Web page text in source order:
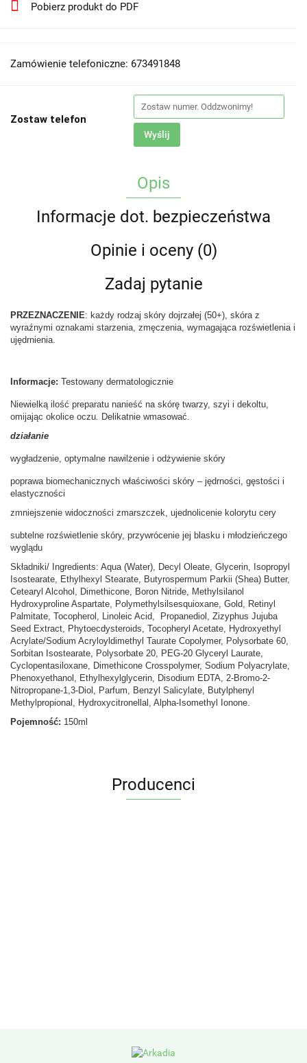
Pobierz produkt do PDF
Zamówienie telefoniczne: 673491848
Zostaw telefon
Wyślij
Opis
Informacje dot. bezpieczeństwa
Opinie i oceny (0)
Zadaj pytanie
PRZEZNACZENIE: każdy rodzaj skóry dojrzałej (50+), skóra z
wyraźnymi oznakami starzenia, zmęczenia, wymagająca rozświetlenia i
ujędrnienia.
Informacje: Testowany dermatologicznie
Niewielką ilość preparatu nanieść na skórę twarzy, szyi i dekoltu,
omijając okolice oczu. Delikatnie wmasować.
działanie
wygładzenie, optymalne nawilżenie i odżywienie skóry
poprawa biomechanicznych właściwości skóry – jędrności, gęstości i
elastyczności
zmniejszenie widoczności zmarszczek, ujednolicenie kolorytu cery
subtelne rozświetlenie skóry, przywrócenie jej blasku i młodzieńczego
wyglądu
Składniki/ Ingredients: Aqua (Water), Decyl Oleate, Glycerin, Isopropyl
Isostearate, Ethylhexyl Stearate, Butyrospermum Parkii (Shea) Butter,
Cetearyl Alcohol, Dimethicone, Boron Nitride, Methylsilanol
Hydroxyproline Aspartate, Polymethylsilsesquioxane, Gold, Retinyl
Palmitate, Tocopherol, Linoleic Acid, Propanediol, Zizyphus Jujuba
Seed Extract, Phytoecdysteroids, Tocopheryl Acetate, Hydroxyethyl
Acrylate/Sodium Acryloyldimethyl Taurate Copolymer, Polysorbate 60,
Sorbitan Isostearate, Polysorbate 20, PEG-20 Glyceryl Laurate,
Cyclopentasiloxane, Dimethicone Crosspolymer, Sodium Polyacrylate,
Phenoxyethanol, Ethylhexylglycerin, Disodium EDTA, 2-Bromo-2-
Nitropropane-1,3-Diol, Parfum, Benzyl Salicylate, Butylphenyl
Methylpropional, Hydroxycitronellal, Alpha-Isomethyl Ionone.
Pojemność: 150ml
Producenci